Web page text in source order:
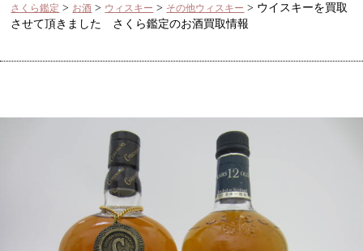
さくら鑑定 > お酒 > ウィスキー > その他ウィスキー > ウイスキーを買取
させて頂きました さくら鑑定のお酒買取情報